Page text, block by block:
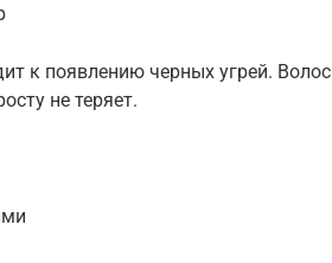
к появлению черных угрей. Волос
не теряет.